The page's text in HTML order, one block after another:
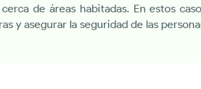
de áreas habitadas. En estos
y asegurar la seguridad de las